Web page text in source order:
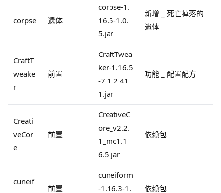
corpse 遗体
corpse-1.
16.5-1.0.
5.jar
新增 _ 死亡掉落的
遗体
CraftT
weake
r
前置
CraftTwea
ker-1.16.5
-7.1.2.41
1.jar
功能 _ 配置配方
Creati
veCor
e
前置
CreativeC
ore_v2.2.
1_mc1.1
6.5.jar
依赖包
cuneif
前置
cuneiform
-1.16.3-1.
依赖包